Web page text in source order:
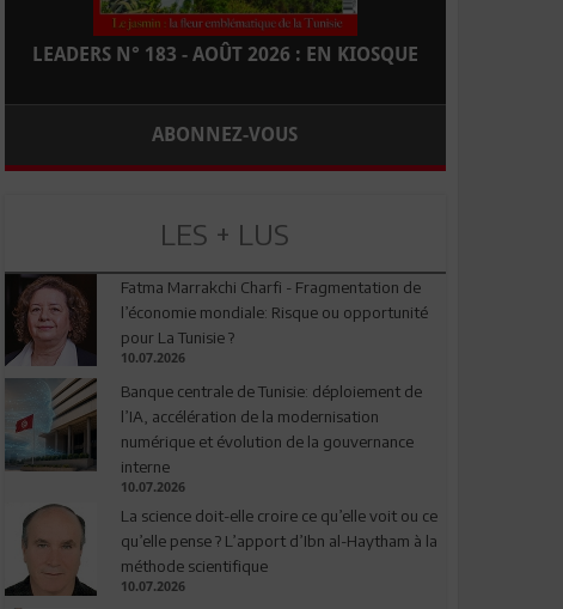
LEADERS N° 183 - AOÛT 2026 : EN KIOSQUE
ABONNEZ-VOUS
LES + LUS
Fatma Marrakchi Charfi - Fragmentation de
l’économie mondiale: Risque ou opportunité
pour La Tunisie ?
10.07.2026
Banque centrale de Tunisie: déploiement de
l’IA, accélération de la modernisation
numérique et évolution de la gouvernance
interne
10.07.2026
La science doit-elle croire ce qu’elle voit ou ce
qu’elle pense ? L’apport d’Ibn al-Haytham à la
méthode scientifique
10.07.2026